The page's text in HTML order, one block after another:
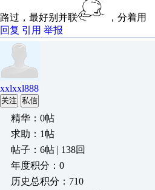
路过，最好别并联
，分着用
回复 引用 举报
xxlxxl888
关注 私信
精华：0帖
求助：1帖
帖子：6帖 | 138回
年度积分：0
历史总积分：710